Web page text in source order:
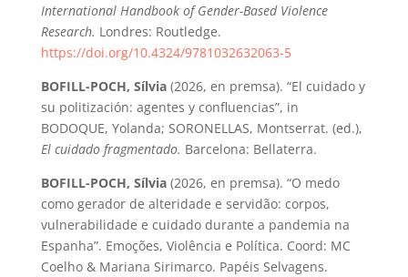
International Handbook of Gender-Based Violence
Research. Londres: Routledge.
https://doi.org/10.4324/9781032632063-5
BOFILL-POCH, Sílvia(2026, en premsa). “El cuidado y
su politización: agentes y confluencias”, in
BODOQUE, Yolanda; SORONELLAS, Montserrat. (ed.),
El cuidado fragmentado. Barcelona: Bellaterra.
BOFILL-POCH, Sílvia(2026, en premsa). “O medo
como gerador de alteridade e servidão: corpos,
vulnerabilidade e cuidado durante a pandemia na
Espanha”. Emoções, Violência e Política. Coord: MC
Coelho & Mariana Sirimarco. Papéis Selvagens.